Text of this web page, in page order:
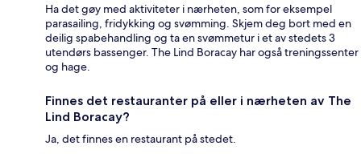
Ha det gøy med aktiviteter i nærheten, som for eksempel
parasailing, fridykking og svømming. Skjem deg bort med en
deilig spabehandling og ta en svømmetur i et av stedets 3
utendørs bassenger. The Lind Boracay har også treningssenter
og hage.
Finnes det restauranter på eller i nærheten av The
Lind Boracay?
Ja, det finnes en restaurant på stedet.